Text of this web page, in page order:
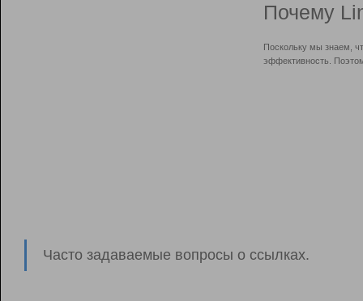
Почему
Поскольку мы знаем,
эффективность.
Часто задаваемые вопросы о ссылках.